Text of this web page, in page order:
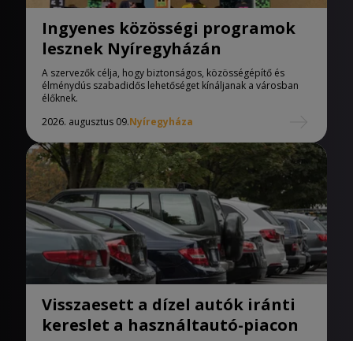
Ingyenes közösségi programok
lesznek Nyíregyházán
A szervezők célja, hogy biztonságos, közösségépítő és
élménydús szabadidős lehetőséget kínáljanak a városban
élőknek.
2026. augusztus 09.Nyíregyháza
Visszaesett a dízel autók iránti
kereslet a használtautó-piacon